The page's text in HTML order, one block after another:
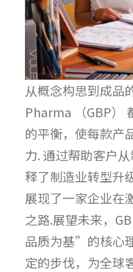
从概念构思到成品
Pharma （GBP）
的平衡，使每款产
力. 通过帮助客户
释了制造业转型升
展现了一家企业在
之路.展望未来，
品质为基”的核心
定的步伐，为全球